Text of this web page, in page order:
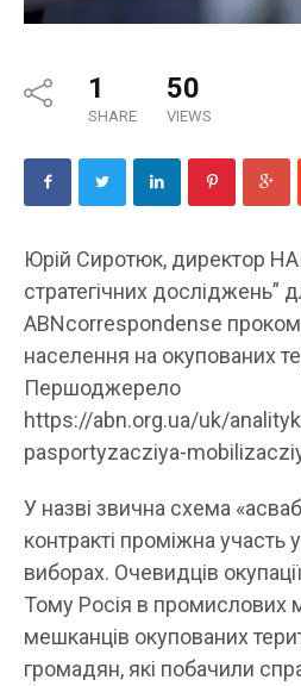
1
SHARE
50
VIEWS
Юрій Сиротюк, директор НАЦ
стратегічних досліджень”
ABNcorrespondense
населення на окупованих
Першоджерело
https://abn.org.ua/uk/
pasportyzacziya-
У назві звична схема
контракті проміжна участь
виборах. Очевидців
Тому Росія в промислових
мешканців окупованих
громадян, які побачили